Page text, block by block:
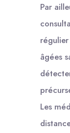
Par
âgées
Les